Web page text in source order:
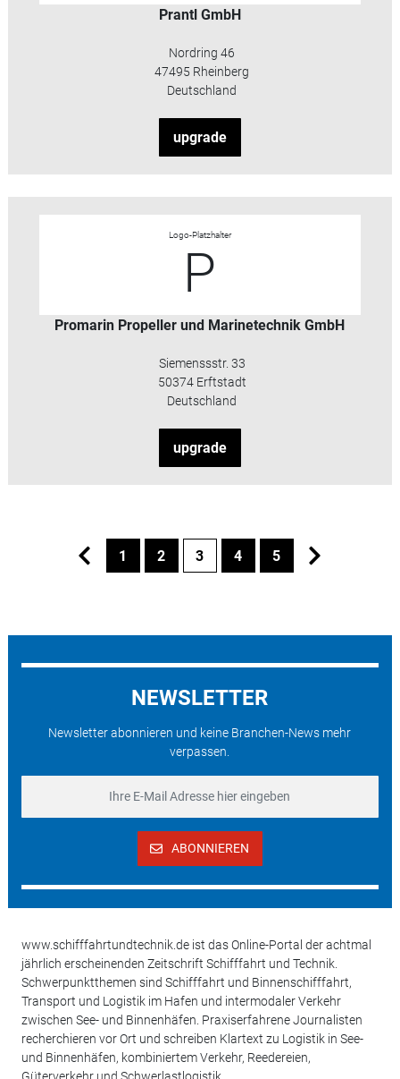
Prantl GmbH
Nordring 46
47495 Rheinberg
Deutschland
upgrade
Logo-Platzhalter
P
Promarin Propeller und Marinetechnik GmbH
Siemenssstr. 33
50374 Erftstadt
Deutschland
upgrade
1 2 3 4 5
NEWSLETTER
Newsletter abonnieren und keine Branchen-News mehr
verpassen.
ABONNIEREN
www.schifffahrtundtechnik.de ist das Online-Portal der achtmal
jährlich erscheinenden Zeitschrift Schifffahrt und Technik.
Schwerpunktthemen sind Schifffahrt und Binnenschifffahrt,
Transport und Logistik im Hafen und intermodaler Verkehr
zwischen See- und Binnenhäfen. Praxiserfahrene Journalisten
recherchieren vor Ort und schreiben Klartext zu Logistik in See-
und Binnenhäfen, kombiniertem Verkehr, Reedereien,
Güterverkehr und Schwerlastlogistik.